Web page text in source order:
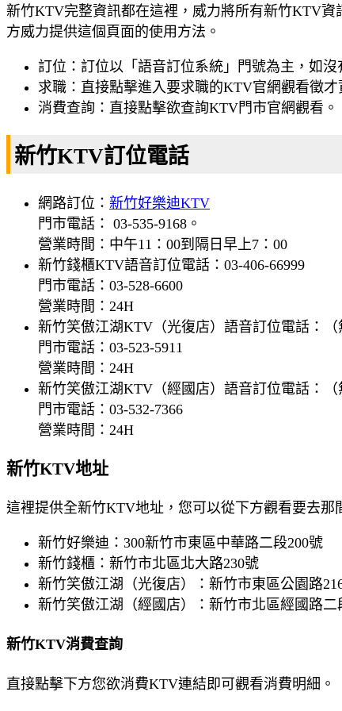
新竹KTV完整資訊都在這裡，威力將所有新竹KTV
方威力提供這個頁面的使用方法。
訂位：訂位以「語音訂位系統」門號為主，如
求職：直接點擊進入要求職的KTV官網觀看徵
消費查詢：直接點擊欲查詢KTV門市官網觀看。
新竹KTV訂位電話
網路訂位： 新竹好樂迪KTV
門市電話： 03-535-9168。
營業時間：中午11：00到隔日早上7：00
新竹錢櫃KTV語音訂位電話：03-406-66999
門市電話：03-528-6600
營業時間：24H
新竹笑傲江湖KTV（光復店）語音訂位電話：（
門市電話：03-523-5911
營業時間：24H
新竹笑傲江湖KTV（經國店）語音訂位電話：（
門市電話：03-532-7366
營業時間：24H
新竹KTV地址
這裡提供全新竹KTV地址，您可以從下方觀看要去那
新竹好樂迪：300新竹市東區中華路二段200號
新竹錢櫃：新竹市北區北大路230號
新竹笑傲江湖（光復店）：新竹市東區公園路
新竹笑傲江湖（經國店）：新竹市北區經國路二
新竹KTV消費查詢
直接點擊下方您欲消費KTV連結即可觀看消費明細。